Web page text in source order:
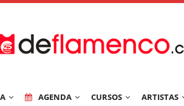
AGENDA CURSOS ARTISTAS